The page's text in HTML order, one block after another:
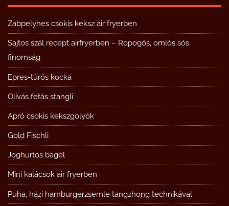
Zabpelyhes csokis keksz air fryerben
Sajtos szál recept airfryerben – Ropogós, omlós sós
finomság
Epres-túrós kocka
Olívás fetás stangli
Apró csokis kekszgolyók
Gold Fischli
Joghurtos bagel
Mini kalácsok air fryerben
Puha, házi hamburgerzsemle tangzhong technikával